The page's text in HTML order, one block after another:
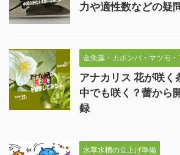
力や適性数などの疑
金魚藻・カボンバ・マツモ・
アナカリス 花が咲く
中でも咲く？蕾から
録
水草水槽の立上げ準備